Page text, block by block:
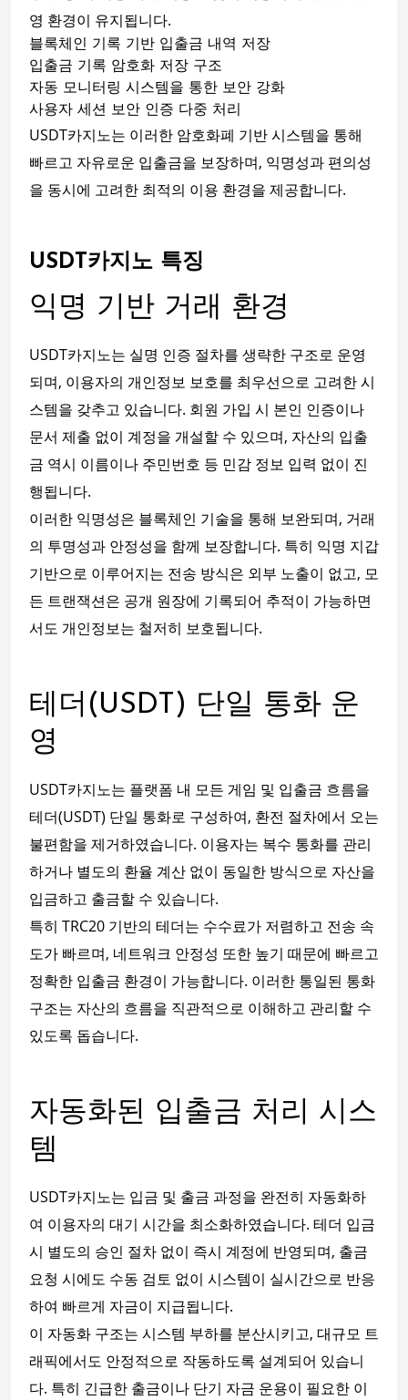
영 환경이 유지됩니다.
블록체인 기록 기반 입출금 내역 저장
입출금 기록 암호화 저장 구조
자동 모니터링 시스템을 통한 보안 강화
사용자 세션 보안 인증 다중 처리
USDT카지노는 이러한 암호화폐 기반 시스템을 통해
빠르고 자유로운 입출금을 보장하며, 익명성과 편의성
을 동시에 고려한 최적의 이용 환경을 제공합니다.
USDT카지노 특징
익명 기반 거래 환경
USDT카지노는 실명 인증 절차를 생략한 구조로 운영
되며, 이용자의 개인정보 보호를 최우선으로 고려한 시
스템을 갖추고 있습니다. 회원 가입 시 본인 인증이나
문서 제출 없이 계정을 개설할 수 있으며, 자산의 입출
금 역시 이름이나 주민번호 등 민감 정보 입력 없이 진
행됩니다.
이러한 익명성은 블록체인 기술을 통해 보완되며, 거래
의 투명성과 안정성을 함께 보장합니다. 특히 익명 지갑
기반으로 이루어지는 전송 방식은 외부 노출이 없고, 모
든 트랜잭션은 공개 원장에 기록되어 추적이 가능하면
서도 개인정보는 철저히 보호됩니다.
테더(USDT) 단일 통화 운
영
USDT카지노는 플랫폼 내 모든 게임 및 입출금 흐름을
테더(USDT) 단일 통화로 구성하여, 환전 절차에서 오는
불편함을 제거하였습니다. 이용자는 복수 통화를 관리
하거나 별도의 환율 계산 없이 동일한 방식으로 자산을
입금하고 출금할 수 있습니다.
특히 TRC20 기반의 테더는 수수료가 저렴하고 전송 속
도가 빠르며, 네트워크 안정성 또한 높기 때문에 빠르고
정확한 입출금 환경이 가능합니다. 이러한 통일된 통화
구조는 자산의 흐름을 직관적으로 이해하고 관리할 수
있도록 돕습니다.
자동화된 입출금 처리 시스
템
USDT카지노는 입금 및 출금 과정을 완전히 자동화하
여 이용자의 대기 시간을 최소화하였습니다. 테더 입금
시 별도의 승인 절차 없이 즉시 계정에 반영되며, 출금
요청 시에도 수동 검토 없이 시스템이 실시간으로 반응
하여 빠르게 자금이 지급됩니다.
이 자동화 구조는 시스템 부하를 분산시키고, 대규모 트
래픽에서도 안정적으로 작동하도록 설계되어 있습니
다. 특히 긴급한 출금이나 단기 자금 운용이 필요한 이